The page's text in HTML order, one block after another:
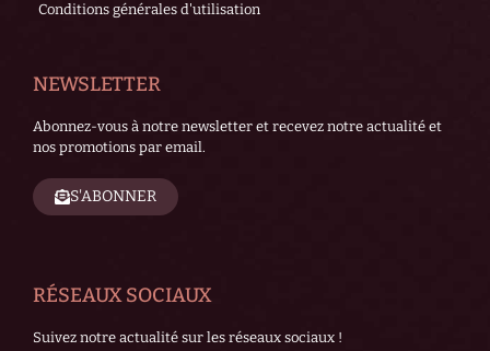
Conditions générales d'utilisation
NEWSLETTER
Abonnez-vous à notre newsletter et recevez notre actualité et
nos promotions par email.
S'ABONNER
RÉSEAUX SOCIAUX
Suivez notre actualité sur les réseaux sociaux !